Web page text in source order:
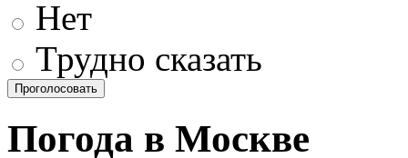
Нет
Трудно сказать
Погода в Москве